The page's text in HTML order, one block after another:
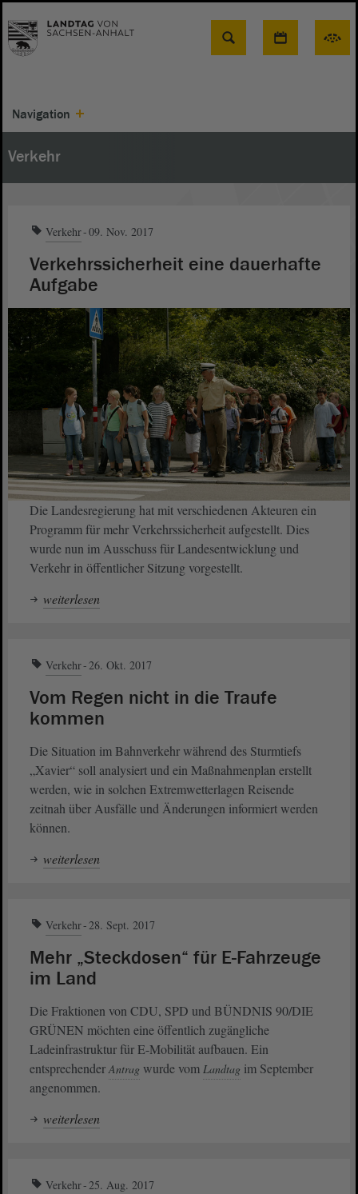
Suche
Navigation
Verkehr
Verkehr 09. Nov. 2017
Verkehrssicherheit eine dauerhafte
Aufgabe
Die Landesregierung hat mit verschiedenen Akteuren ein
Programm für mehr Verkehrssicherheit aufgestellt. Dies
wurde nun im Ausschuss für Landesentwicklung und
Verkehr in öffentlicher Sitzung vorgestellt.
weiterlesen
Verkehr 26. Okt. 2017
Vom Regen nicht in die Traufe
kommen
Die Situation im Bahnverkehr während des Sturmtiefs
„Xavier“ soll analysiert und ein Maßnahmenplan erstellt
werden, wie in solchen Extremwetterlagen Reisende
zeitnah über Ausfälle und Änderungen informiert werden
können.
weiterlesen
Verkehr 28. Sept. 2017
Mehr „Steckdosen“ für E-Fahrzeuge
im Land
Die Fraktionen von CDU, SPD und BÜNDNIS 90/DIE
GRÜNEN möchten eine öffentlich zugängliche
Ladeinfrastruktur für E-Mobilität aufbauen. Ein
entsprechenderAntrag wurde vom Landtag im September
angenommen.
weiterlesen
Verkehr 25. Aug. 2017